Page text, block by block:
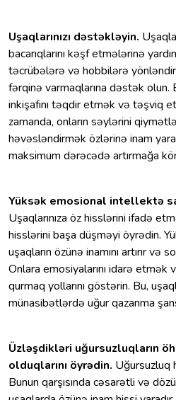
Uşaqlarınızı dəstəkləyin.
bacarıqlarını kəşf etmələrinə
təcrübələrə və hobbilərə
fərqinə varmaqlarına dəstək olun.
inkişafını təqdir etmək və təşviq
zamanda, onların səylərini
həvəsləndirmək özlərinə inam
maksimum dərəcədə artırmağa
Yüksək emosional intellektə
Uşaqlarınıza öz hisslərini ifadə
hisslərini başa düşməyi öyrədin.
uşaqların özünə inamını artırır və
Onlara emosiyalarını idarə etmək
qurmaq yollarını göstərin. Bu,
münasibətlərdə uğur qazanma
Üzləşdikləri uğursuzluqların
olduqlarını öyrədin. Uğursuzluq
Bunun qarşısında cəsarətli və